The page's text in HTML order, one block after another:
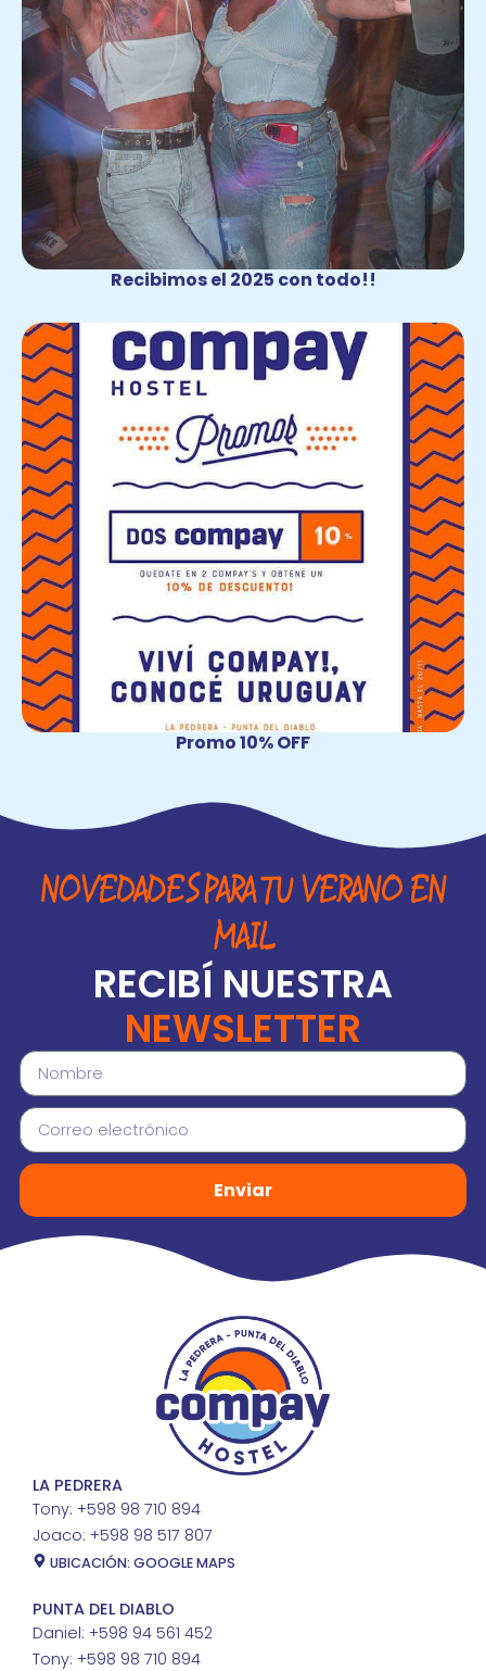
Recibimos el 2025 con todo!!
Promo 10% OFF
NOVEDADESPARATUVERANOEN
MAIL
RECIBÍ NUESTRA
NEWSLETTER
Enviar
LA PEDRERA
Tony: +598 98 710 894
Joaco: +598 98 517 807
UBICACIÓN: GOOGLE MAPS
PUNTA DEL DIABLO
Daniel: +598 94 561 452
Tony: +598 98 710 894